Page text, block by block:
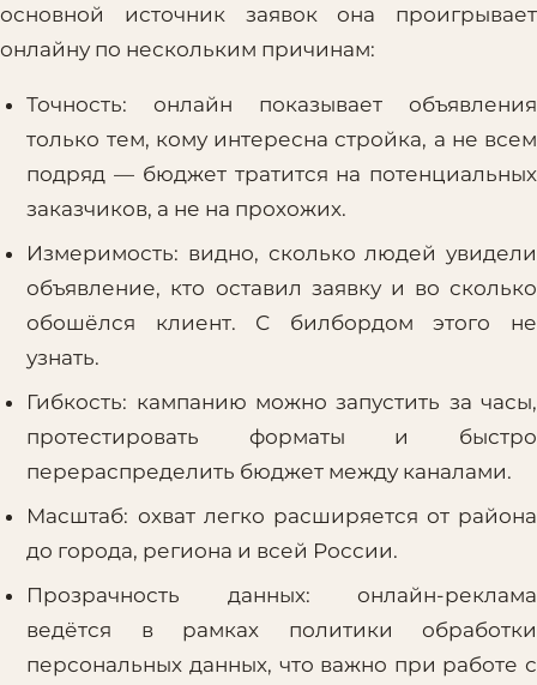
основной источник заявок она проигрывает
онлайну по нескольким причинам:
Точность: онлайн показывает объявления
только тем, кому интересна стройка, а не всем
подряд — бюджет тратится на потенциальных
заказчиков, а не на прохожих.
Измеримость: видно, сколько людей увидели
объявление, кто оставил заявку и во сколько
обошёлся клиент. С билбордом этого не
узнать.
Гибкость: кампанию можно запустить за часы,
протестировать форматы и быстро
перераспределить бюджет между каналами.
Масштаб: охват легко расширяется от района
до города, региона и всей России.
Прозрачность данных: онлайн-реклама
ведётся в рамках политики обработки
персональных данных, что важно при работе с